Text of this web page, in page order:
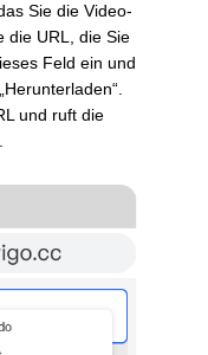
Sie die Video-
die URL, die Sie
Feld ein und
und ruft die